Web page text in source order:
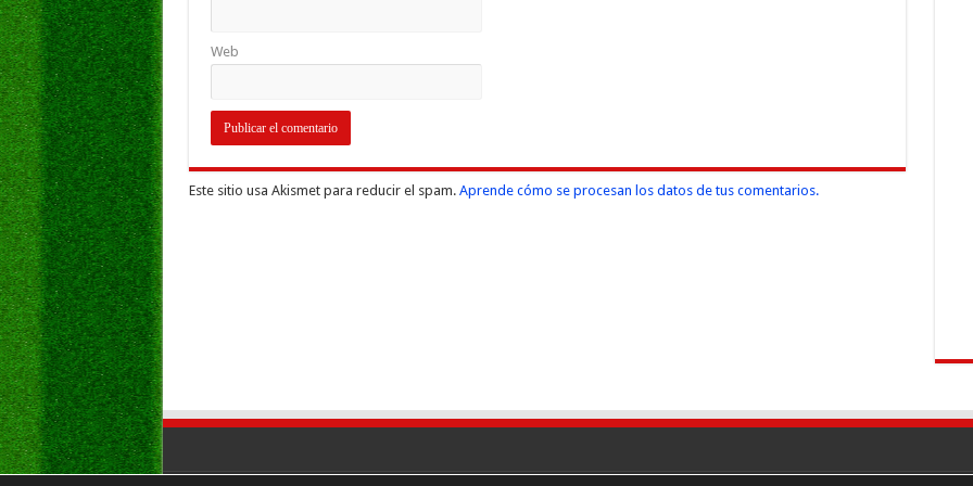
Web
Este sitio usa Akismet para reducir el spam. Aprende cómo se procesan los datos de tus comentarios.